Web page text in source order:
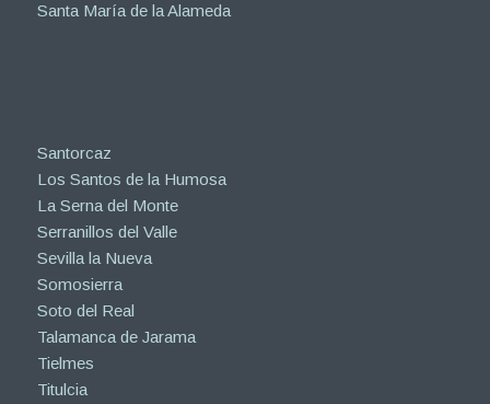
Santa María de la Alameda
Santorcaz
Los Santos de la Humosa
La Serna del Monte
Serranillos del Valle
Sevilla la Nueva
Somosierra
Soto del Real
Talamanca de Jarama
Tielmes
Titulcia